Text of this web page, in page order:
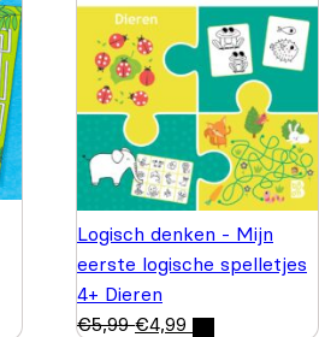
Logisch denken - Mijn
eerste logische spelletjes
4+ Dieren
€5,99 €4,99